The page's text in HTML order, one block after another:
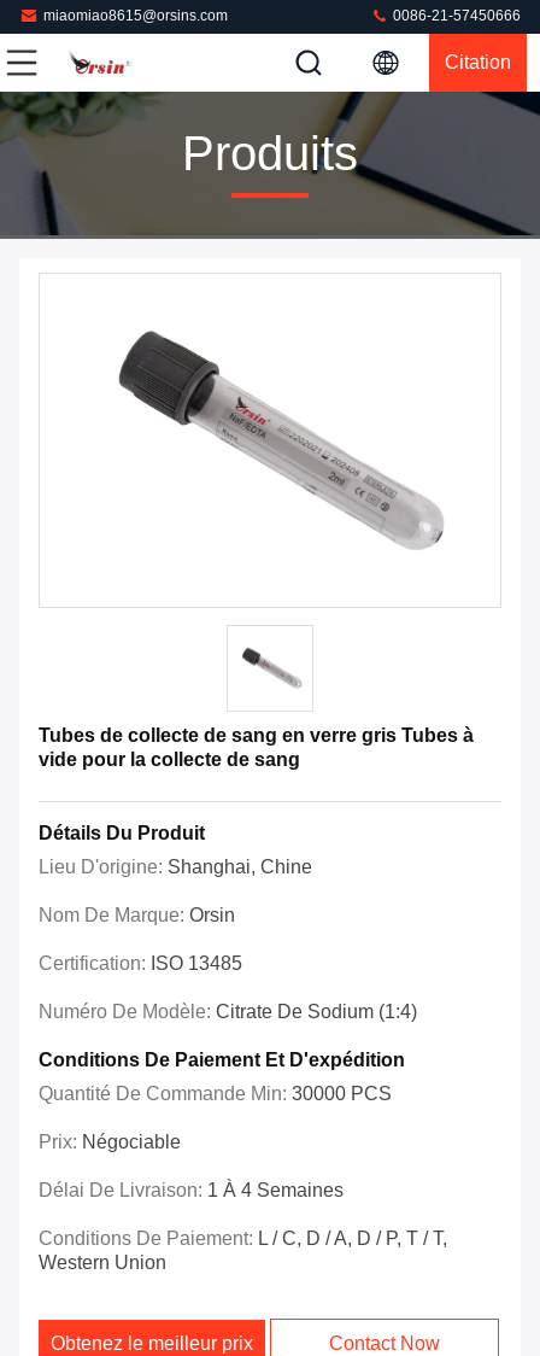
miaomiao8615@orsins.com 0086-21-57450666
Citation
Produits
Tubes de collecte de sang en verre gris Tubes à
vide pour la collecte de sang
Détails Du Produit
Lieu D'origine: Shanghai, Chine
Nom De Marque: Orsin
Certification: ISO 13485
Numéro De Modèle: Citrate De Sodium (1:4)
Conditions De Paiement Et D'expédition
Quantité De Commande Min: 30000 PCS
Prix: Négociable
Délai De Livraison: 1 À 4 Semaines
Conditions De Paiement: L / C, D / A, D / P, T / T,
Western Union
Obtenez le meilleur prix Contact Now